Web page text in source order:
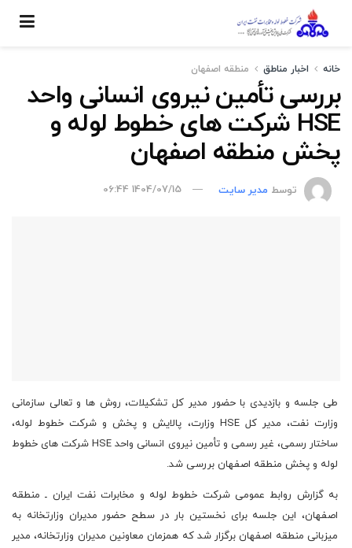
خانه اخبار مناطق منطقه اصفهان
بررسی تأمین نیروی انسانی واحد
HSE شرکت های خطوط لوله و
پخش منطقه اصفهان
توسط مدیر سایت 1404/07/15 06:44
طی جلسه و بازدیدی با حضور مدیر کل تشکیلات، روش ها و تعالی سازمانی
وزارت نفت، مدیر کل HSE وزارت، پالایش و پخش و شرکت خطوط لوله،
ساختار رسمی، غیر رسمی و تأمین نیروی انسانی واحد HSE شرکت های خطوط
لوله و پخش منطقه اصفهان بررسی شد.
به گزارش روابط عمومی شرکت خطوط لوله و مخابرات نفت ایران ـ منطقه
اصفهان، این جلسه برای نخستین بار در سطح حضور مدیران وزارتخانه به
میزبانی منطقه اصفهان برگزار شد که همزمان معاونین مدیران وزارتخانه، مدیر